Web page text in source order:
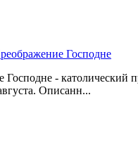
Господне
Господне - католический
Описанн...